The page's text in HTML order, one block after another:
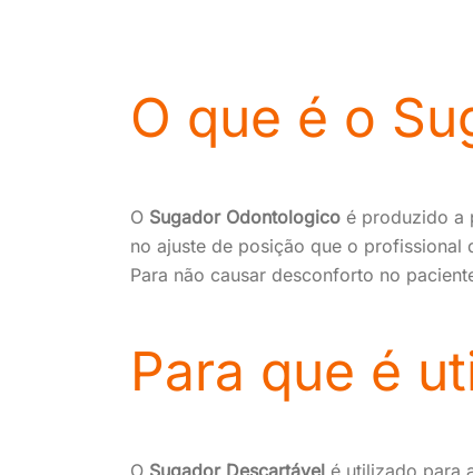
O que é o
O Sugador Odontologico é produzido a
no ajuste de posição que o profissional
Para não causar desconforto no
Para que é